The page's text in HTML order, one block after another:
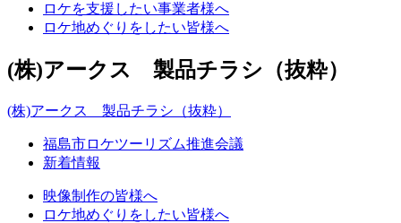
ロケを支援したい事業者様へ
ロケ地めぐりをしたい皆様へ
(株)アークス 製品チラシ（抜粋）
(株)アークス 製品チラシ（抜粋）
福島市ロケツーリズム推進会議
新着情報
映像制作の皆様へ
ロケ地めぐりをしたい皆様へ